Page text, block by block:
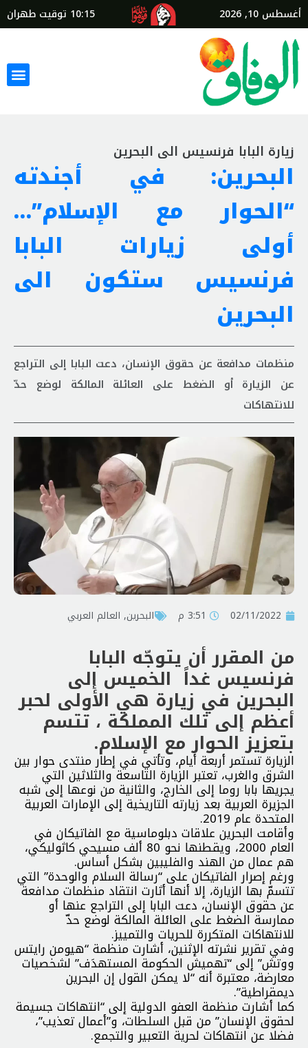
أغسطس 10, 2026 10:15 توقيت طهران
زيارة البابا فرنسيس الى البحرين
البحرين: في أجندته
“الحوار مع الإسلام”…
أولى زيارات البابا
فرنسيس ستكون الى
البحرين
منظمات مدافعة عن حقوق الإنسان، دعت البابا إلى التراجع
عن الزيارة أو الضغط على العائلة المالكة لوضع حدّ
للانتهاكات
02/11/2022 3:51 م البحرين, العالم العربي
من المقرر أن يتوجّه البابا
فرنسيس غداً الخميس إلى
البحرين في زيارة هي الأولى لحبر
أعظم إلى تلك المملكة ، تتسم
بتعزيز الحوار مع الإسلام.
الزيارة تستمر أربعة أيام، وتأتي في إطار منتدى حوار بين
الشرق والغرب، تعتبر الزيارة التاسعة والثلاثين التي
يجريها بابا روما إلى الخارج، والثانية من نوعها إلى شبه
الجزيرة العربية بعد زيارته التاريخية إلى الإمارات العربية
المتحدة عام 2019.
وأقامت البحرين علاقات دبلوماسية مع الفاتيكان في
العام 2000، ويقطنها نحو 80 ألف مسيحي كاثوليكي،
هم عمال من الهند والفليبين بشكل أساس.
ورغم إصرار الفاتيكان على “رسالة السلام والوحدة” التي
تتسمّ بها الزيارة، إلا أنها أثارت انتقاد منظمات مدافعة
عن حقوق الإنسان، دعت البابا إلى التراجع عنها أو
ممارسة الضغط على العائلة المالكة لوضع حدّ
للانتهاكات المتكررة للحريات والتمييز.
وفي تقرير نشرته الإثنين، أشارت منظمة “هيومن رايتس
ووتش” إلى “تهميش الحكومة المستهدَف” لشخصيات
معارضة، معتبرة أنه “لا يمكن القول إن البحرين
ديمقراطية”.
كما أشارت منظمة العفو الدولية إلى “انتهاكات جسيمة
لحقوق الإنسان” من قبل السلطات، و”أعمال تعذيب”،
فضلا عن انتهاكات لحرية التعبير والتجمع.